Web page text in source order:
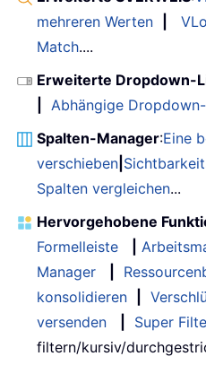
mehreren Werten
Match....
Erweiterte Dropdown-
Abhängige
Spalten-Manager:Eine
verschieben
Spalten vergleichen...
Hervorgehobene
Formelleiste
Manager
konsolidieren
versenden
Super
filtern/kursiv/